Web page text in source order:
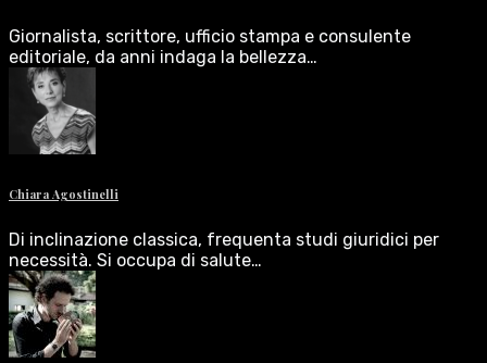
Giornalista, scrittore, ufficio stampa e consulente
editoriale, da anni indaga la bellezza…
Chiara Agostinelli
Di inclinazione classica, frequenta studi giuridici per
necessità. Si occupa di salute…